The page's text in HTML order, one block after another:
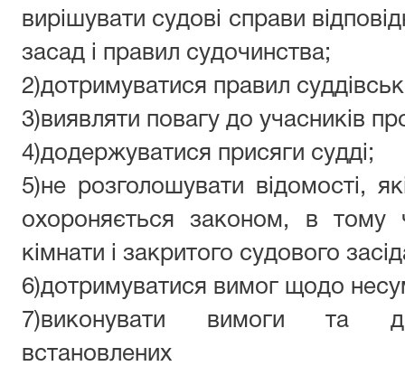
вирішувати судові справи
засад і правил судочинства;
2)дотримуватися правил
3)виявляти повагу до учасників
4)додержуватися присяги судді;
5)не розголошувати відомості,
охороняється законом, в тому
кімнати і закритого судового
6)дотримуватися вимог щодо
7)виконувати вимоги та
встановлених